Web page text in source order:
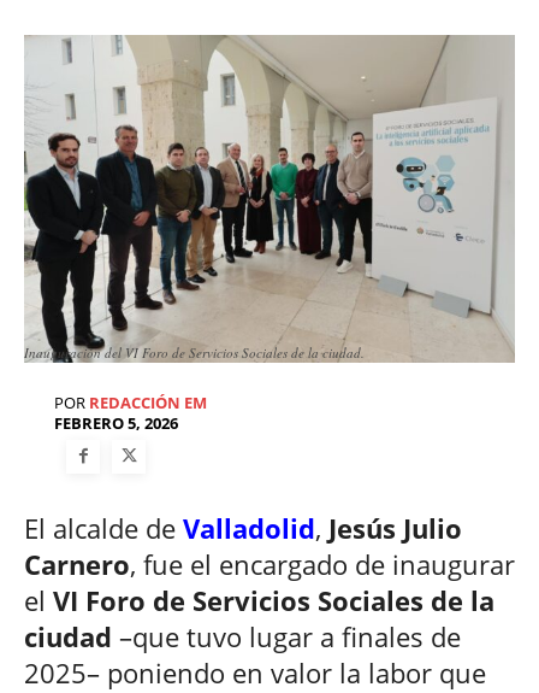
Inauguración del VI Foro de Servicios Sociales de la ciudad.
POR REDACCIÓN EM
FEBRERO 5, 2026
El alcalde de Valladolid, Jesús Julio
Carnero, fue el encargado de inaugurar
el VI Foro de Servicios Sociales de la
ciudad –que tuvo lugar a finales de
2025– poniendo en valor la labor que